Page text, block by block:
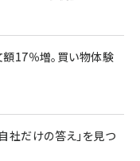
額17％増。買い物体験
社だけの答え」を見つ